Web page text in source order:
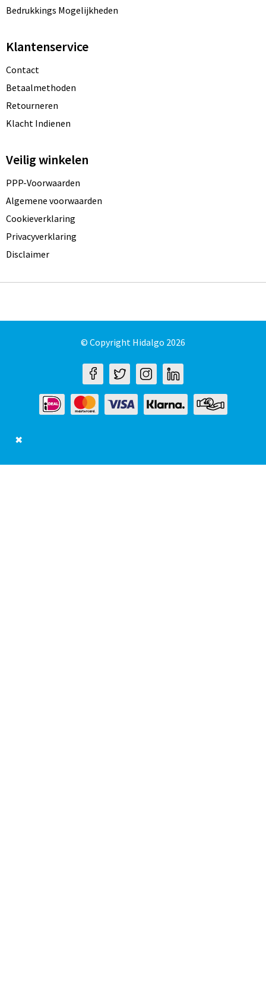
Bedrukkings Mogelijkheden
Klantenservice
Contact
Betaalmethoden
Retourneren
Klacht Indienen
Veilig winkelen
PPP-Voorwaarden
Algemene voorwaarden
Cookieverklaring
Privacyverklaring
Disclaimer
© Copyright Hidalgo 2026
✖